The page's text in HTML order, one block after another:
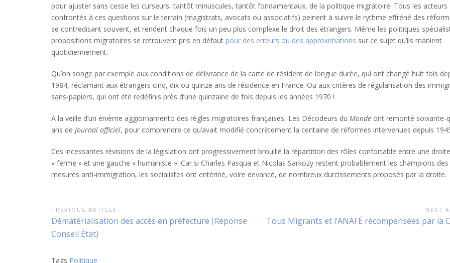
pour ajuster sans cesse les curseurs, tantôt minuscules, tantôt fondamentaux, de la politique migratoire. Tous les acteurs
confrontés à ces questions sur le terrain (magistrats, avocats ou associatifs) peinent à suivre le rythme effréné des
se contredisant souvent, et rendent chaque fois un peu plus complexe le droit des étrangers. Même les politiques
propositions migratoires se retrouvent pris en défaut pour des erreurs ou des approximations sur ce sujet qu’ils manient
quotidiennement.
Qu’on songe par exemple aux conditions de délivrance de la carte de résident de longue durée, qui ont changé huit fois
1984, réclamant aux étrangers cinq, dix ou quinze ans de résidence en France. Ou aux critères de régularisation des
sans-papiers, qui ont été redéfinis près d’une quinzaine de fois depuis les années 1970 !
A la veille d’un énième aggiornamento des règles migratoires françaises, Les Décodeurs du Monde ont remonté soixante-
ans de Journal officiel, pour comprendre ce qu’avait modifié concrètement la centaine de réformes intervenues depuis
Ces incessantes révisions de la législation ont progressivement brouillé la répartition des rôles confortable entre une droite
« ferme » et une gauche « humaniste ». Car si Charles Pasqua et Nicolas Sarkozy restent probablement les champions des
mesures anti-immigration, les socialistes ont entériné, voire devancé, de nombreux durcissements proposés par la droite.
Navigation
de
l’article
PREVIOUS ARTICLE
Previous
Article:
Dématérialisation des accès en préfecture (Réponse
Conseil État)
NEXT
Next
Tous Migrants et l’ANAFÉ récompensées par la
Tags Politique